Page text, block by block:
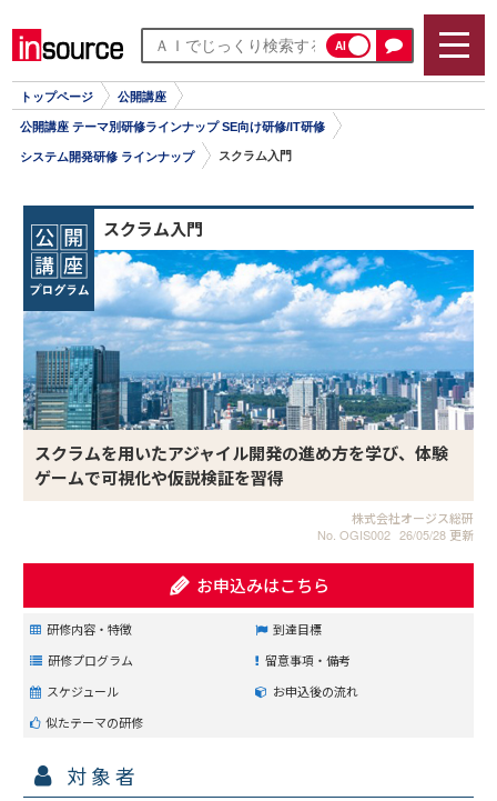
AI
トップページ 公開講座
公開講座 テーマ別研修ラインナップ SE向け研修/IT研修
システム開発研修 ラインナップ スクラム入門
スクラム入門
スクラムを用いたアジャイル開発の進め方を学び、体験
ゲームで可視化や仮説検証を習得
株式会社オージス総研
No. OGIS002 26/05/28 更新
お申込みはこちら
研修内容・特徴
到達目標
研修プログラム
留意事項・備考
スケジュール
お申込後の流れ
似たテーマの研修
対象者